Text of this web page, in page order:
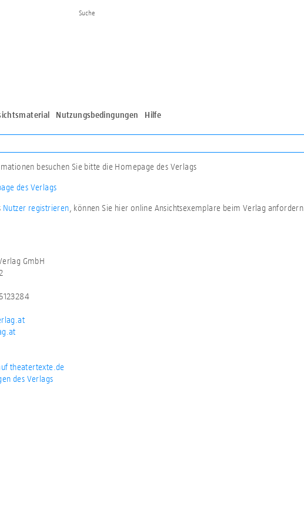
Nutzungsbedingungen Hilfe
besuchen Sie bitte die Homepage des Verlags
des Verlags
Nutzer registrieren , können Sie hier online Ansichtsexemplare beim Verlag anfordern.
GmbH
theatertexte.de
des Verlags